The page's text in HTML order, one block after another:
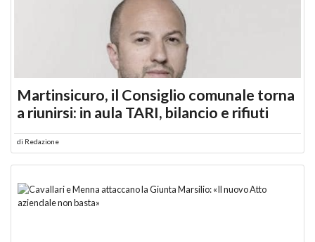
Martinsicuro, il Consiglio comunale torna
a riunirsi: in aula TARI, bilancio e rifiuti
di Redazione